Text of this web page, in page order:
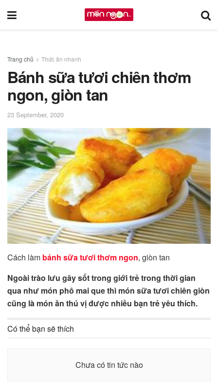
Trang chủ Thức ăn nhanh
Bánh sữa tươi chiên thơm
ngon, giòn tan
23 September, 2020
Cách làm bánh sữa tươi thơm ngon, giòn tan
Ngoài trào lưu gây sốt trong giới trẻ trong thời gian
qua như món phô mai que thì món sữa tươi chiên giòn
cũng là món ăn thú vị được nhiều bạn trẻ yêu thích.
Có thể bạn sẽ thích
Chưa có tin tức nào